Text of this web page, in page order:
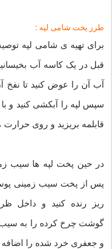
طرز پخت شامی لپه :
برای تهیه ی شامی لپه
قبل در یک کاسه آب
آب آن را عوض کنید تا
سپس لپه را آبکشی کنید و
قابلمه بریزید و روی حرارت
در حین پخت لپه ها سیب
پس از پخت سیب زمینی
ریز رنده کنید و داخل
گوشت چرخ کرده را به سیب
و جعفری خرد شده را اضافه